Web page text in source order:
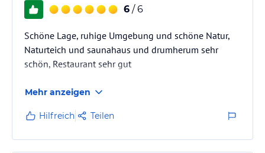
6 / 6
Schöne Lage, ruhige Umgebung und schöne Natur,
Naturteich und saunahaus und drumherum sehr
schön, Restaurant sehr gut
Mehr anzeigen
Hilfreich Teilen